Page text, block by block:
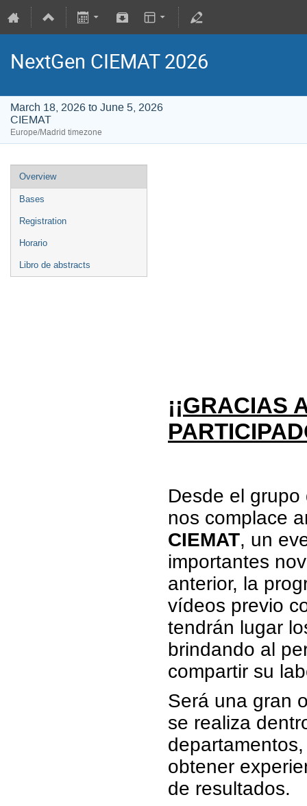
NextGen CIEMAT 2026
March 18, 2026 to June 5, 2026
CIEMAT
Europe/Madrid timezone
Overview
Bases
Registration
Horario
Libro de abstracts
¡¡GRACIAS
Desde el
nos complace
CIEMAT, un
importantes
anterior, la
vídeos previo
tendrán lugar
brindando al
compartir su
Será una gran
se realiza
obtener
de resultados.